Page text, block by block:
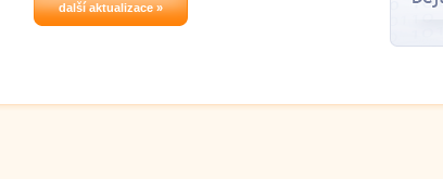
další aktualizace »